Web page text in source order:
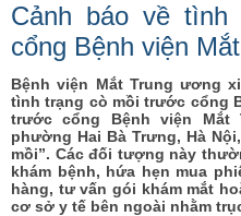
Cảnh báo về
cổng Bệnh viện
Bệnh viện Mắt Trung ương
tình trạng cò mồi trước cổng
trước cổng Bệnh viện Mắt
phường Hai Bà Trưng, Hà
mồi”. Các đối tượng này
khám bệnh, hứa hẹn mua
hàng, tư vấn gói khám mắt
cơ sở y tế bên ngoài nhằm